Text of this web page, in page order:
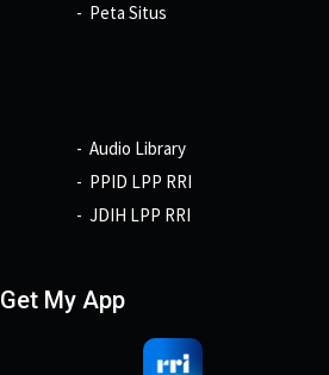
Peta Situs
Audio Library
PPID LPP RRI
JDIH LPP RRI
Get My App